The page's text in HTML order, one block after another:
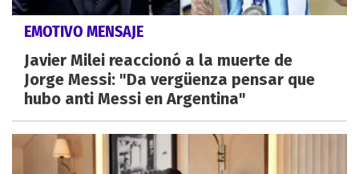
EMOTIVO MENSAJE
Javier Milei reaccionó a la muerte de
Jorge Messi: "Da vergüenza pensar que
hubo anti Messi en Argentina"